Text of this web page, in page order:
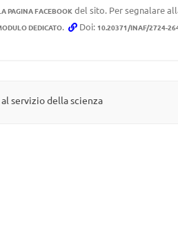
PAGINA FACEBOOKdel sito. Per segnalare
DEDICATO. Doi: 10.20371/INAF/2724-
servizio della scienza